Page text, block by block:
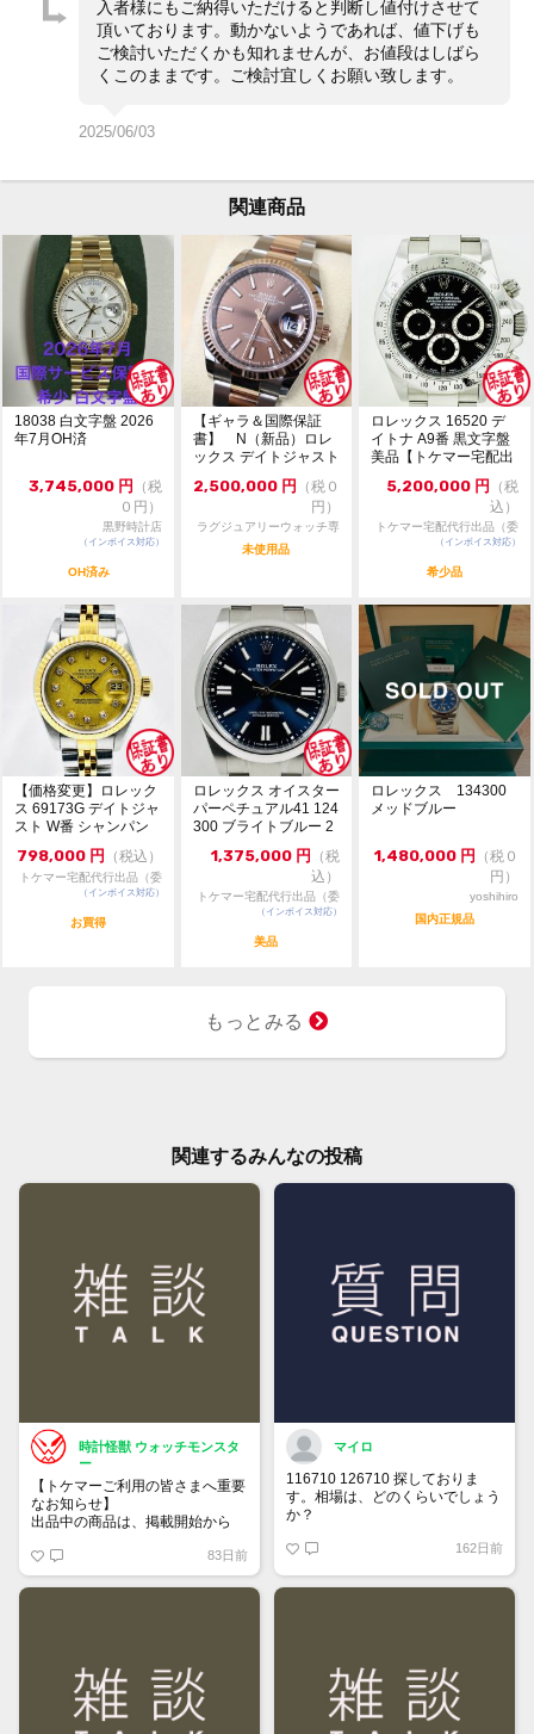
入者様にもご納得いただけると判断し値付けさせて
頂いております。動かないようであれば、値下げも
ご検討いただくかも知れませんが、お値段はしばら
くこのままです。ご検討宜しくお願い致します。
2025/06/03
関連商品
18038 白文字盤 2026
年7月OH済
3,745,000 円
（税
０円）
黒野時計店
（インボイス対応）
OH済み
【ギャラ＆国際保証
書】 N（新品）ロレ
ックス デイトジャスト
126231 36m...
2,500,000 円
（税０
円）
ラグジュアリーウォッチ専
門店：R/M
未使用品
ロレックス 16520 デ
イトナ A9番 黒文字盤
美品【トケマー宅配出
5,200,000 円
（税
込）
トケマー宅配代行出品（委
託販売）
（インボイス対応）
希少品
【価格変更】ロレック
ス 69173G デイトジャ
スト W番 シャンパン
798,000 円 （税込）
トケマー宅配代行出品（委
託販売）
（インボイス対応）
お買得
ロレックス オイスター
パーペチュアル41 124
300 ブライトブルー 2
1,375,000 円 （税
込）
トケマー宅配代行出品（委
託販売）
（インボイス対応）
美品
ロレックス 134300
メッドブルー
1,480,000 円 （税０
円）
yoshihiro
国内正規品
もっとみる
関連するみんなの投稿
時計怪獣 ウォッチモンスタ
ー
【トケマーご利用の皆さまへ重要
なお知らせ】
出品中の商品は、掲載開始から
「下書き」へ戻ります。
トップページでお気に入り登録が
できるようになりました。
83日前
マイロ
116710 126710 探しておりま
す。相場は、どのくらいでしょう
か？
162日前